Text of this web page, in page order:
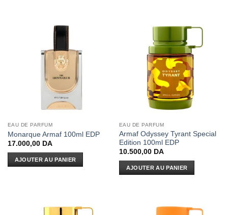
EAU DE PARFUM
Monarque Armaf 100ml EDP
17.000,00 DA
AJOUTER AU PANIER
EAU DE PARFUM
Armaf Odyssey Tyrant Special
Edition 100ml EDP
10.500,00 DA
AJOUTER AU PANIER